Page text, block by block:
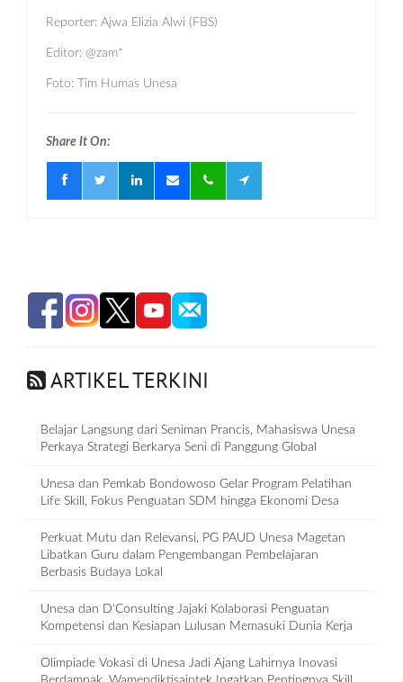
Reporter: Ajwa Elizia Alwi (FBS)
Editor: @zam*
Foto: Tim Humas Unesa
Share It On:
ARTIKEL TERKINI
Belajar Langsung dari Seniman Prancis, Mahasiswa Unesa
Perkaya Strategi Berkarya Seni di Panggung Global
Unesa dan Pemkab Bondowoso Gelar Program Pelatihan
Life Skill, Fokus Penguatan SDM hingga Ekonomi Desa
Perkuat Mutu dan Relevansi, PG PAUD Unesa Magetan
Libatkan Guru dalam Pengembangan Pembelajaran
Berbasis Budaya Lokal
Unesa dan D‘Consulting Jajaki Kolaborasi Penguatan
Kompetensi dan Kesiapan Lulusan Memasuki Dunia Kerja
Olimpiade Vokasi di Unesa Jadi Ajang Lahirnya Inovasi